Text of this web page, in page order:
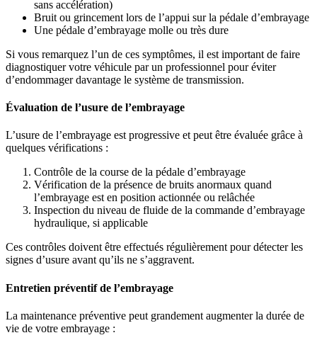
sans accélération)
Bruit ou grincement lors de l’appui sur la pédale d’embrayage
Une pédale d’embrayage molle ou très dure
Si vous remarquez l’un de ces symptômes, il est important de faire
diagnostiquer votre véhicule par un professionnel pour éviter
d’endommager davantage le système de transmission.
Évaluation de l’usure de l’embrayage
L’usure de l’embrayage est progressive et peut être évaluée grâce à
quelques vérifications :
Contrôle de la course de la pédale d’embrayage
Vérification de la présence de bruits anormaux quand
l’embrayage est en position actionnée ou relâchée
Inspection du niveau de fluide de la commande d’embrayage
hydraulique, si applicable
Ces contrôles doivent être effectués régulièrement pour détecter les
signes d’usure avant qu’ils ne s’aggravent.
Entretien préventif de l’embrayage
La maintenance préventive peut grandement augmenter la durée de
vie de votre embrayage :